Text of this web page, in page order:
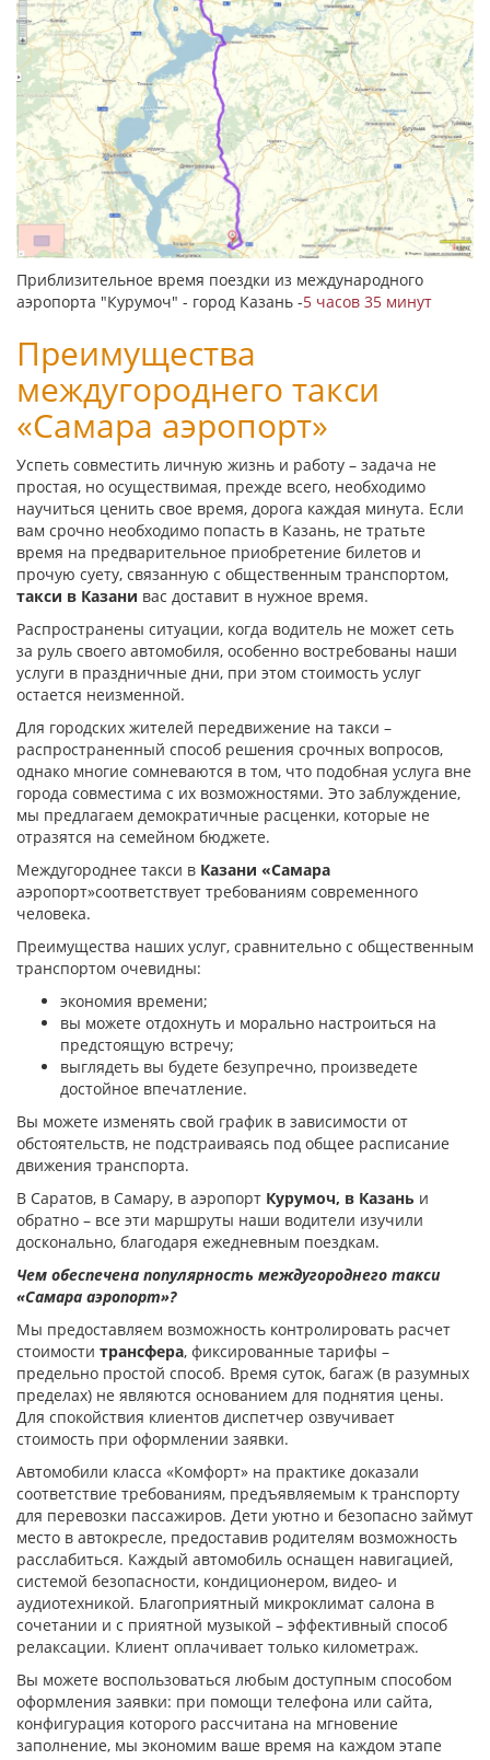
Приблизительное время поездки из международного
аэропорта "Курумоч" - город Казань -5 часов 35 минут
Преимущества
междугороднего такси
«Самара аэропорт»
Успеть совместить личную жизнь и работу – задача не
простая, но осуществимая, прежде всего, необходимо
научиться ценить свое время, дорога каждая минута. Если
вам срочно необходимо попасть в Казань, не тратьте
время на предварительное приобретение билетов и
прочую суету, связанную с общественным транспортом,
такси в Казани вас доставит в нужное время.
Распространены ситуации, когда водитель не может сеть
за руль своего автомобиля, особенно востребованы наши
услуги в праздничные дни, при этом стоимость услуг
остается неизменной.
Для городских жителей передвижение на такси –
распространенный способ решения срочных вопросов,
однако многие сомневаются в том, что подобная услуга вне
города совместима с их возможностями. Это заблуждение,
мы предлагаем демократичные расценки, которые не
отразятся на семейном бюджете.
Междугороднее такси в Казани «Самара
аэропорт»соответствует требованиям современного
человека.
Преимущества наших услуг, сравнительно с общественным
транспортом очевидны:
экономия времени;
вы можете отдохнуть и морально настроиться на
предстоящую встречу;
выглядеть вы будете безупречно, произведете
достойное впечатление.
Вы можете изменять свой график в зависимости от
обстоятельств, не подстраиваясь под общее расписание
движения транспорта.
В Саратов, в Самару, в аэропорт Курумоч, в Казань и
обратно – все эти маршруты наши водители изучили
досконально, благодаря ежедневным поездкам.
Чем обеспечена популярность междугороднего такси
«Самара аэропорт»?
Мы предоставляем возможность контролировать расчет
стоимости трансфера, фиксированные тарифы –
предельно простой способ. Время суток, багаж (в разумных
пределах) не являются основанием для поднятия цены.
Для спокойствия клиентов диспетчер озвучивает
стоимость при оформлении заявки.
Автомобили класса «Комфорт» на практике доказали
соответствие требованиям, предъявляемым к транспорту
для перевозки пассажиров. Дети уютно и безопасно займут
место в автокресле, предоставив родителям возможность
расслабиться. Каждый автомобиль оснащен навигацией,
системой безопасности, кондиционером, видео- и
аудиотехникой. Благоприятный микроклимат салона в
сочетании и с приятной музыкой – эффективный способ
релаксации. Клиент оплачивает только километраж.
Вы можете воспользоваться любым доступным способом
оформления заявки: при помощи телефона или сайта,
конфигурация которого рассчитана на мгновение
заполнение, мы экономим ваше время на каждом этапе